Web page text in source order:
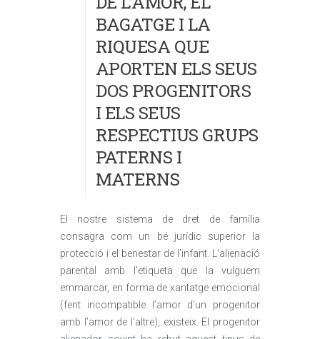
BAGATGE I LA
RIQUESA QUE
APORTEN ELS SEUS
DOS PROGENITORS
I ELS SEUS
RESPECTIUS GRUPS
PATERNS I
MATERNS
El nostre sistema de dret de família
consagra com un bé jurídic superior la
protecció i el benestar de l’infant. L’alienació
parental amb l’etiqueta que la vulguem
emmarcar, en forma de xantatge emocional
(fent incompatible l’amor d’un progenitor
amb l’amor de l’altre), existeix. El progenitor